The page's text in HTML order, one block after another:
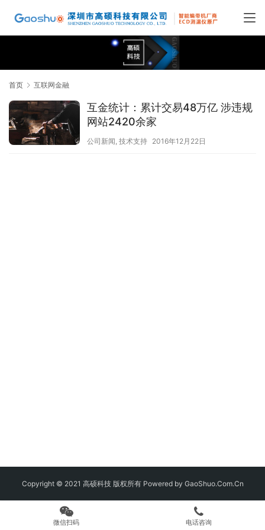
首页 互联网金融
互金统计：累计交易48万亿 涉违规
网站2420余家
公司新闻, 技术支持 2016年12月22日
Copyright © 2021 高硕科技 版权所有 Powered by GaoShuo.Com.Cn
微信扫码 电话咨询